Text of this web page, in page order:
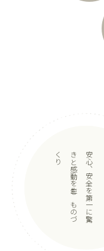
安
心
、
安
全
を
第
一
に
驚
き
と
感
動
を
生
む
も
の
づ
く
り